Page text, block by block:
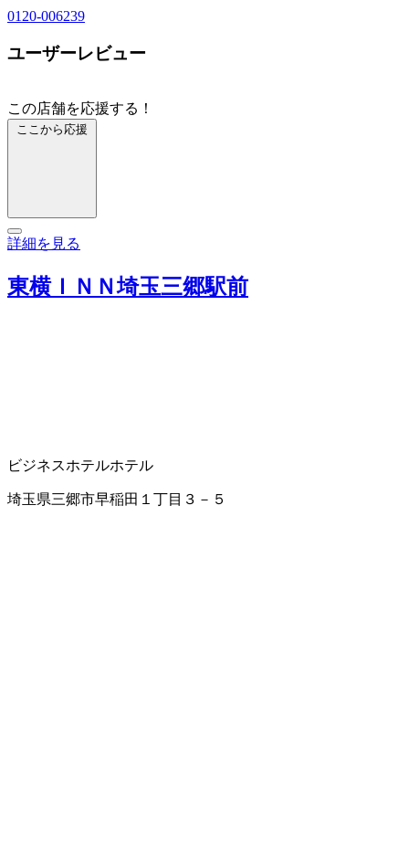
0120-006239
ユーザーレビュー
この店舗を応援する！
ここから応援
詳細を見る
東横ＩＮＮ埼玉三郷駅前
ビジネスホテルホテル
埼玉県三郷市早稲田１丁目３－５